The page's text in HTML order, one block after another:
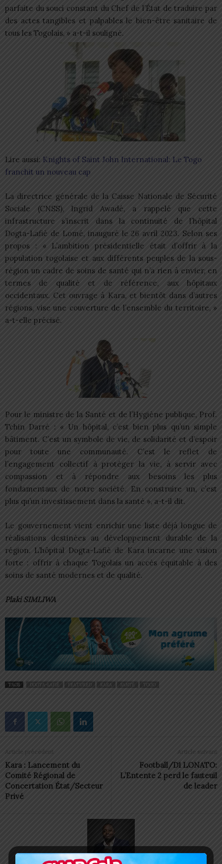
parfaite du souci constant du Chef de l’État de traduire par
des actes tangibles et palpables le bien-être sanitaire de
tous les Togolais, » a-t-il souligné.
Lire aussi: Knights of Saint John International: Le Togo
franchit un nouveau cap
La directrice générale de la Caisse Nationale de Sécurité
Sociale (CNSS), Ingrid Awadé, a rappelé que cette
infrastructure s’inscrit dans la continuité de l’hôpital
Dogta-Lafiè de Lomé, inauguré le 26 avril 2023. Selon ses
propos : « L’ambition présidentielle était d’offrir à la
population togolaise et aux différents peuples de la sous-
région un cadre de soins de santé qui n’a rien à envier, en
termes de qualité et de référence, aux hôpitaux
occidentaux. Cet ouvrage à Kara, et bientôt dans d’autres
régions, vise une couverture de l’ensemble du territoire, »
a-t-elle précisé.
Pour le ministre de la Santé et de l’Hygiène publique, Prof.
Tchin Darré : « Un hôpital, c’est bien plus qu’un simple
bâtiment. C’est un symbole de vie, de solidarité et d’espoir
pour toute une communauté. C’est le reflet de
l’engagement collectif à protéger la vie, à servir avec
compassion et à répondre aux besoins les plus
fondamentaux de notre société. En construire un, c’est
plus qu’un investissement dans la santé », a-t-il dit.
Le gouvernement vient enrichir une liste déjà longue de
réalisations destinées au développement durable de la
région. L’hôpital Dogta-Lafiè de Kara incarne une vision
forte : offrir à chaque Togolais un accès équitable à des
soins de santé modernes et de qualité.
Plaki SIMLIWA
TAGS DOGTA-LAFIÈ FEATURED KARA SANTÉ TOGO
Article précédent
Kara : Lancement du
Comité Régional de
Concertation État/Secteur
Privé
Article suivant
Football/D1 LONATO:
L’Entente 2 perd le fauteuil
de leader